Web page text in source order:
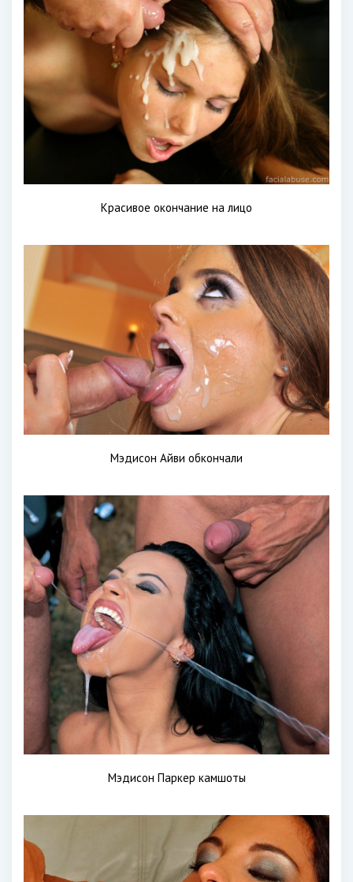
Красивое окончание на лицо
Мэдисон Айви обкончали
Мэдисон Паркер камшоты